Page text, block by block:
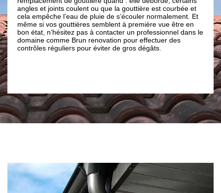
et
Et
être en
dans le
professionnel dans le domaine ; sachez que nous ne
livrons jamais de travail en retard tout est fait en temps et
en heure. Et pour vous concevoir des travaux de pose de
gouttières impeccable ; nous avons à notre disposition des
artisans couvreurs compétents, qualifiés et aptes pour ce
faire. Ainsi, pour tous vos besoins en matière de pose,
couverture Brun renovation est à votre entière disposition.